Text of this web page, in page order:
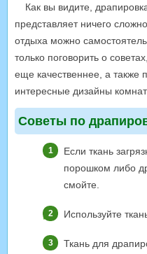
Как вы видите,
представляет ничего
отдыха можно
только поговорить о
еще качественнее, а также
интересные дизайны
Советы по
Если ткань
порошком либо
смойте.
Используйте
Ткань для